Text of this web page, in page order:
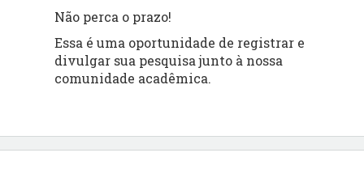
Não perca o prazo!
Essa é uma oportunidade de registrar e
divulgar sua pesquisa junto à nossa
comunidade acadêmica.